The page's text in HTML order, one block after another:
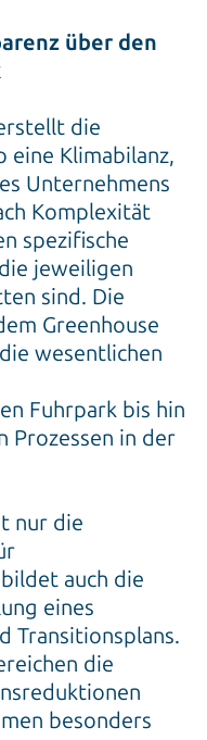
über den
die
eine Klimabilanz,
Unternehmens
Komplexität
spezifische
jeweiligen
sind. Die
Greenhouse
wesentlichen
Fuhrpark bis hin
Prozessen in der
nur die
auch die
eines
Transitionsplans.
die
besonders